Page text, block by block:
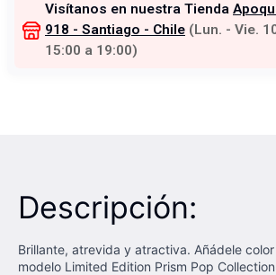
Visítanos en nuestra Tienda
918 - Santiago - Chile (Lun. - Vie.
15:00 a 19:00)
Descripción:
Brillante, atrevida y atractiva. Añádele
modelo Limited Edition Prism Pop